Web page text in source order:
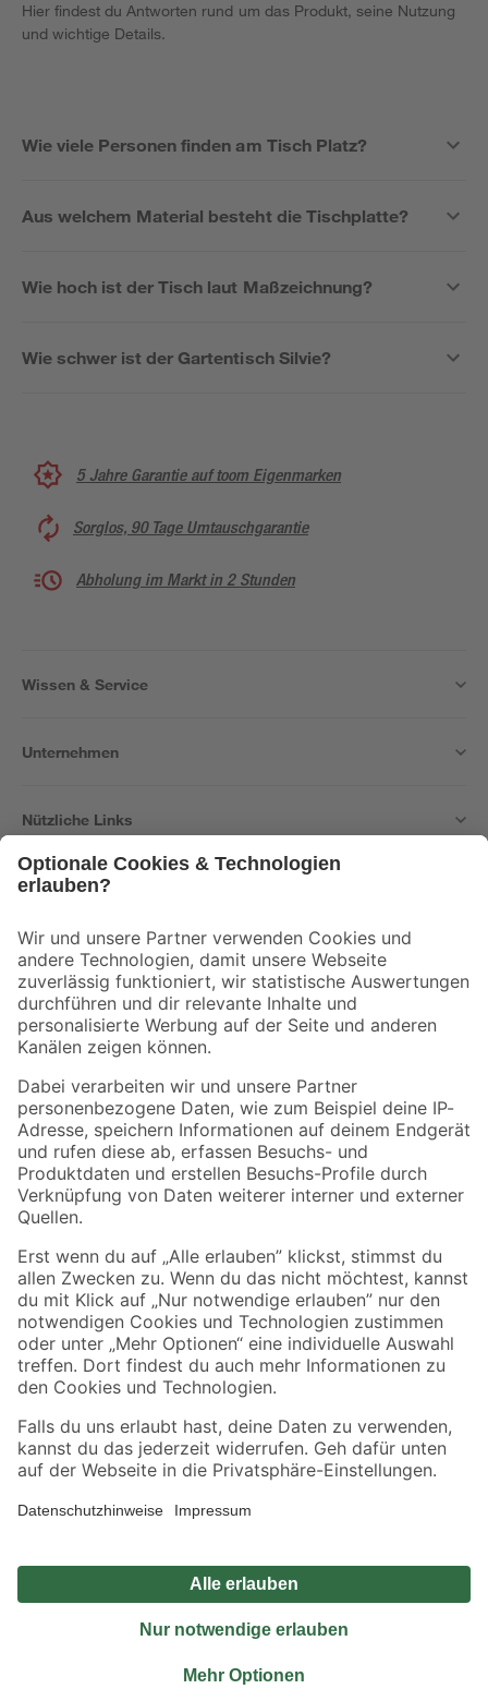
Hier findest du Antworten rund um das Produkt, seine Nutzung
und wichtige Details.
Wie viele Personen finden am Tisch Platz?
Aus welchem Material besteht die Tischplatte?
Wie hoch ist der Tisch laut Maßzeichnung?
Wie schwer ist der Gartentisch Silvie?
5 Jahre Garantie auf toom Eigenmarken
Sorglos, 90 Tage Umtauschgarantie
Abholung im Markt in 2 Stunden
Wissen & Service
Unternehmen
Nützliche Links
Der toom Newsletter: Keine Angebote und Aktionen mehr verpassen!
Zur Newsletter Anmeldung
Folge uns
Zahlungsarten Versandarten
Sicher einkaufen
Jetzt die toom-App herunterladen
Alle Preisangaben in EUR inkl. gesetzl. MwSt.. Die dargestellten Angebote sind unter
Umständen nicht in allen Märkten verfügbar. Die angegebenen Verfügbarkeiten beziehen
Produkte nur solange der Vorrat reicht.
*Paketversand ab 59 € versandkostenfrei, gilt nicht für Artikel mit Speditionsversand, hier
Privatsphäre Impressum
Nutzungsbedingungen
Widerrufsrecht
Vertrag widerrufen
© 2026 toom Baumarkt GmbH